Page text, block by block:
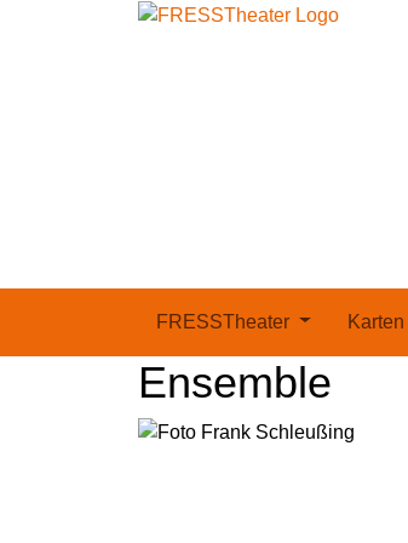
FRESSTheater Karten
Ensemble